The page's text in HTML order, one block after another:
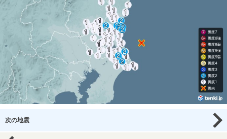
次の地震